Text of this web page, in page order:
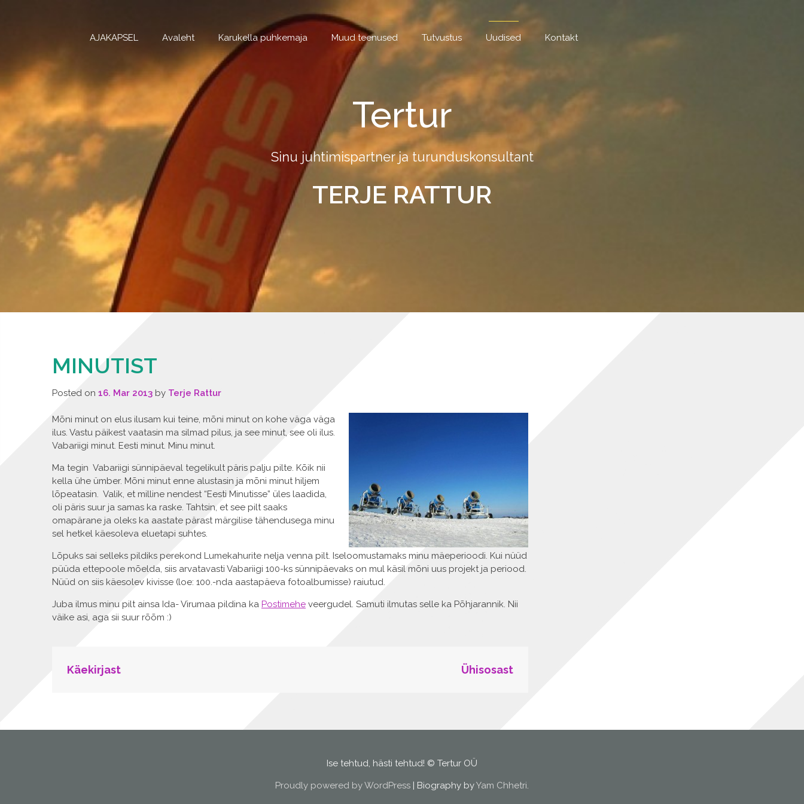
AJAKAPSEL Avaleht Karukella puhkemaja Muud teenused Tutvustus Uudised Kontakt
Tertur
Sinu juhtimispartner ja turunduskonsultant
TERJE RATTUR
MINUTIST
Posted on 16. Mar 2013 by Terje Rattur
Mõni minut on elus ilusam kui teine, mõni minut on kohe väga väga
ilus. Vastu päikest vaatasin ma silmad pilus, ja see minut, see oli ilus.
Vabariigi minut. Eesti minut. Minu minut.
Ma tegin Vabariigi sünnipäeval tegelikult päris palju pilte. Kõik nii
kella ühe ümber. Mõni minut enne alustasin ja mõni minut hiljem
lõpeatasin. Valik, et milline nendest “Eesti Minutisse” üles laadida,
oli päris suur ja samas ka raske. Tahtsin, et see pilt saaks
omapärane ja oleks ka aastate pärast märgilise tähendusega minu
sel hetkel käesoleva eluetapi suhtes.
Lõpuks sai selleks pildiks perekond Lumekahurite nelja venna pilt. Iseloomustamaks minu mäeperioodi. Kui nüüd
püüda ettepoole mõelda, siis arvatavasti Vabariigi 100-ks sünnipäevaks on mul käsil mõni uus projekt ja periood.
Nüüd on siis käesolev kivisse (loe: 100.-nda aastapäeva fotoalbumisse) raiutud.
Juba ilmus minu pilt ainsa Ida- Virumaa pildina ka Postimehe veergudel. Samuti ilmutas selle ka Põhjarannik. Nii
väike asi, aga sii suur rõõm :)
POST
Käekirjast Ühisosast
Ise tehtud, hästi tehtud! © Tertur OÜ
Proudly powered by WordPress | Biography byYam Chhetri.